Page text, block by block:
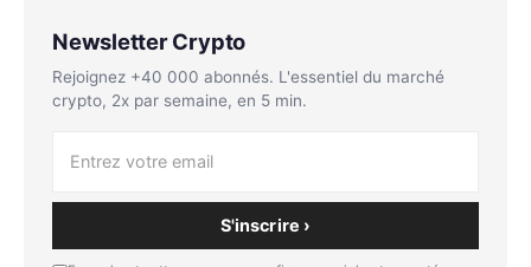
Newsletter Crypto
Rejoignez +40 000 abonnés. L'essentiel du marché
crypto, 2x par semaine, en 5 min.
S'inscrire ›